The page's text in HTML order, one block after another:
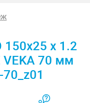
х 1.2
70 мм